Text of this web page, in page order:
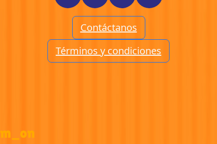
Contáctanos
Términos y condiciones
m_on